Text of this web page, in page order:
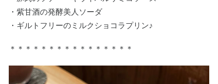
・紫甘酒の発酵美人ソーダ
・ギルトフリーのミルクショコラプリン♪
＊＊＊＊＊＊＊＊＊＊＊＊＊＊＊＊